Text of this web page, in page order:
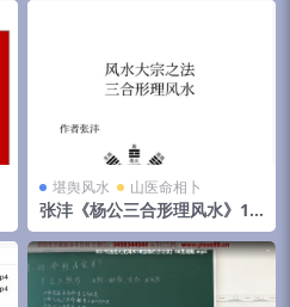
堪舆风水 山医命相卜
张沣《杨公三合形理风水》14
8页